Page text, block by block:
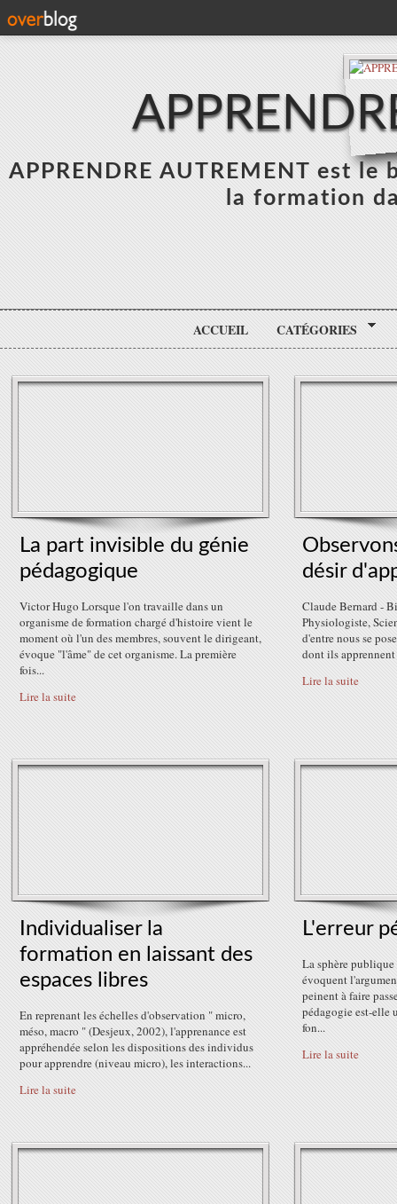
APPRENDRE AUTREMENT est
la formation
ACCUEIL CATÉGORIES
La part invisible du génie
pédagogique
Victor Hugo Lorsque l'on travaille dans un
organisme de formation chargé d'histoire vient le
moment où l'un des membres, souvent le dirigeant,
évoque "l'âme" de cet organisme. La première
fois...
Lire la suite
désir
Claude Bernard -
Physiologiste,
d'entre nous se
dont ils
Lire la suite
Individualiser la
formation en laissant des
espaces libres
En reprenant les échelles d'observation " micro,
méso, macro " (Desjeux, 2002), l'apprenance est
appréhendée selon les dispositions des individus
pour apprendre (niveau micro), les interactions...
Lire la suite
L'erreur
La sphère
évoquent
peinent à faire
pédagogie est-elle
fon...
Lire la suite